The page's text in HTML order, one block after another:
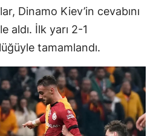
Dinamo Kiev’in cevabını
aldı. İlk yarı 2-1
tamamlandı.